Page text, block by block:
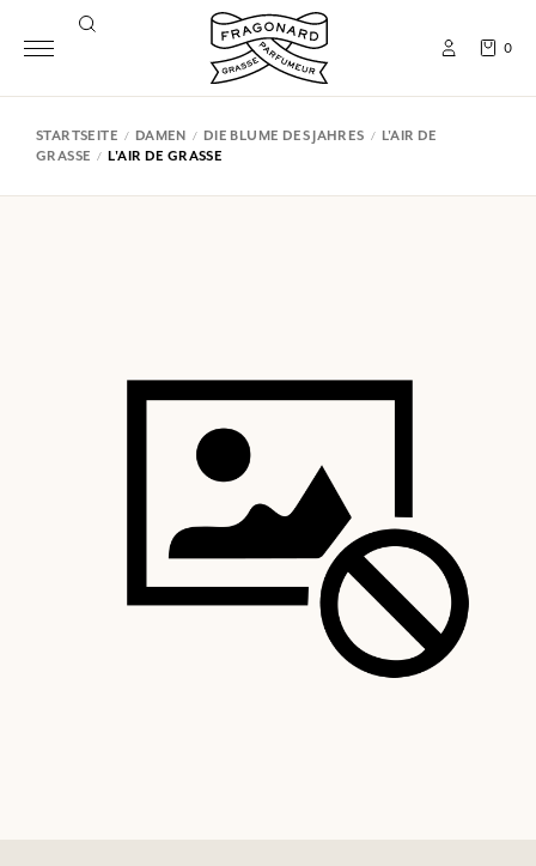
0
STARTSEITE DAMEN DIE BLUME DES JAHRES
L'AIR DE
GRASSE
L'AIR DE GRASSE